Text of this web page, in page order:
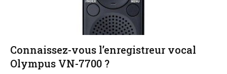
Connaissez-vous l’enregistreur vocal
Olympus VN-7700 ?